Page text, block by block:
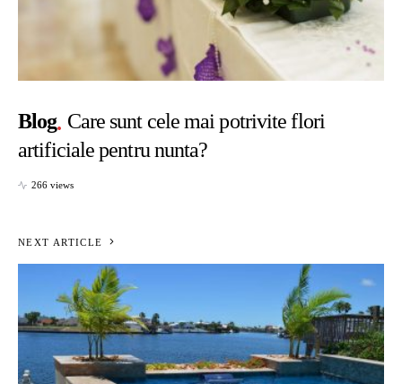
Blog Care sunt cele mai potrivite flori
artificiale pentru nunta?
266 views
NEXT ARTICLE